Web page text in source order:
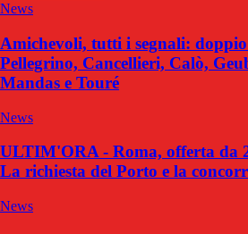
News
Amichevoli, tutti i segnali:
Pellegrino, Cancellieri, Calò,
Mandas e Touré
News
ULTIM'ORA - Roma, offerta da
La richiesta del Porto e la
News